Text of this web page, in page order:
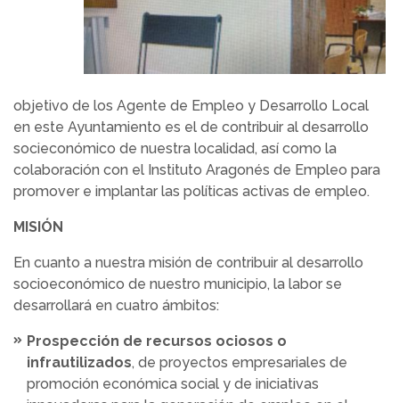
objetivo de los Agente de Empleo y Desarrollo Local
en este Ayuntamiento es el de contribuir al desarrollo
socieconómico de nuestra localidad, así como la
colaboración con el Instituto Aragonés de Empleo para
promover e implantar las políticas activas de empleo.
MISIÓN
En cuanto a nuestra misión de contribuir al desarrollo
socioeconómico de nuestro municipio, la labor se
desarrollará en cuatro ámbitos:
Prospección de recursos ociosos o
infrautilizados, de proyectos empresariales de
promoción económica social y de iniciativas